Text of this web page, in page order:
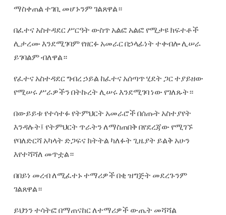
ማስቀጠል ተገቢ መሆኑንም ገልጸዋል።
በፈተና አስተዳደር ሥርዓት ውስጥ አልፎ አልፎ የሚታዩ ክፍተቶች
ሊታረሙ እንደሚገባም የዘርፉ አመራር በኃላፊነት ተቀብሎ ሊሠራ
ይገባልም ብለዋል።
የፈተና አስተዳደር ግብረ ኃይል ከፈተና አሰጣጥ ሂደት ጋር ተያይዘው
የሚሠሩ ሥራዎችን በትኩረት ሊሠሩ እንደሚገባ ነው የገለጹት።
በውይይቱ የተሳተፉ የትምህርት አመራሮች በሰጡት አስተያየት
እንዳሉት፤ የትምህርት ጥራትን ለማስጠበቅ በየደረጃው የሚገኙ
የባለድርሻ አካላት ድጋፍና ክትትል ካለፉት ጊዜያት ይልቅ አሁን
እየተሻሻለ መጥቷል።
በበይነ መረብ ለሚፈተኑ ተማሪዎች በቂ ዝግጅት መደረጉንም
ገልጸዋል።
ይህንን ተሳትፎ በማጠናከር ለተማሪዎች ውጤት መሻሻል